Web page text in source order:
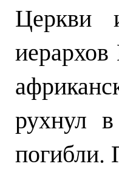
Церкви
рухнул
погибли.